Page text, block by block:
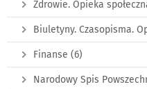
Zdrowie. Opieka
Biuletyny. Czasopisma.
Finanse (6)
Narodowy Spis